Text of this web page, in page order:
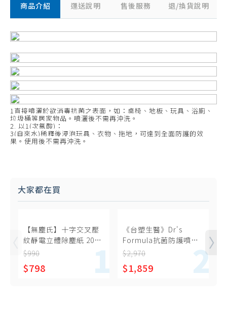
商品介紹 運送說明 售後服務 退/換貨說明
1直接噴灑於欲消毒抗菌之表面，如：桌椅、地板、玩具、浴廁、
垃圾桶等居家物品。噴灑後不需再沖洗。
2. 以1(次氯酸)：
3(自來水)稀釋後浸泡玩具、衣物、拖地，可達到全面防護的效
果。使用後不需再沖洗。
大家都在買
【無塵氏】十字交叉壓
紋靜電立體除塵紙 20枚
x24包
$990
$798
《台塑生醫》Dr's
Formula抗菌防護噴霧
大瓶裝補充瓶(1kg)*3入
$2,970
$1,859